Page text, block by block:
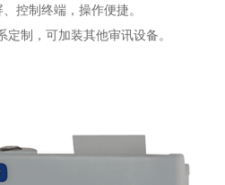
控制终端，操作便捷。
制，可加装其他审讯设备。